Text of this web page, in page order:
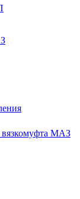
вязкомуфта МАЗ